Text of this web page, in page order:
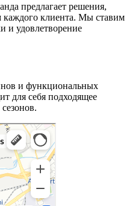
предлагает решения,
каждого клиента. Мы ставим
и удовлетворение
и функциональных
для себя подходящее